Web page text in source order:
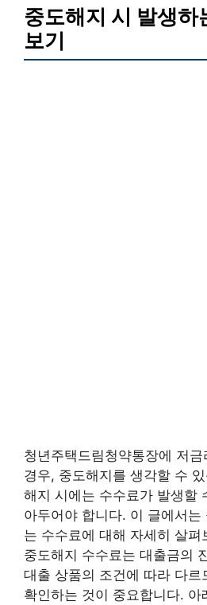
중도해지 시 발생하
보기
청년주택드림청약통장에 저
경우, 중도해지를 생각할 수
해지 시에는 수수료가 발생할
아두어야 합니다. 이 글에서
는 수수료에 대해 자세히 살펴
중도해지 수수료는 대출금의
대출 상품의 조건에 따라 다르
확인하는 것이 중요합니다. 아